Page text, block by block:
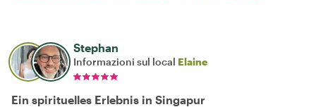
Stephan
Informazioni sul local Elaine
Ein spirituelles Erlebnis in Singapur